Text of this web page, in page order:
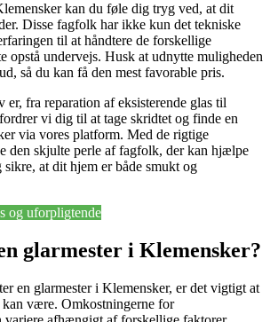
kan du føle dig tryg ved, at dit
Disse fagfolk har ikke kun det tekniske
til at håndtere de forskellige
opstå undervejs. Husk at udnytte muligheden
så du kan få den mest favorable pris.
er, fra reparation af eksisterende glas til
vi dig til at tage skridtet og finde en
via vores platform. Med de rigtige
den skjulte perle af fagfolk, der kan hjælpe
at dit hjem er både smukt og
og uforpligtende
glarmester i Klemensker?
en glarmester i Klemensker, er det vigtigt at
være. Omkostningerne for